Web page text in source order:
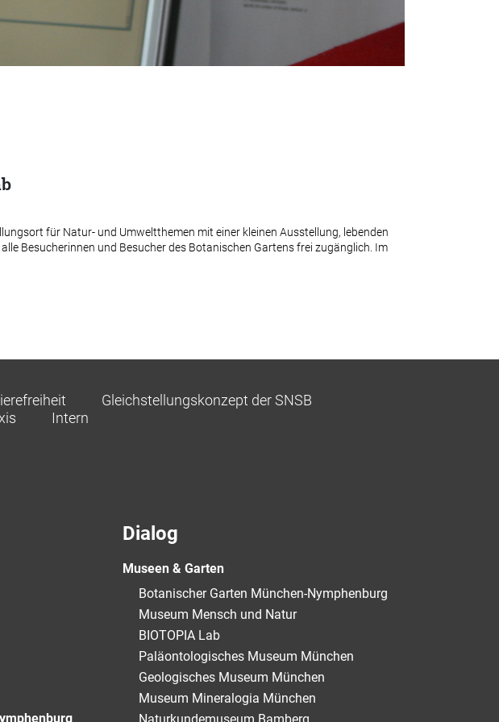
für Natur- und Umweltthemen mit einer kleinen Ausstellung, lebenden
Besucherinnen und Besucher des Botanischen Gartens frei zugänglich. Im
Gleichstellungskonzept der SNSB
Intern
Dialog
Museen & Garten
Botanischer Garten München-Nymphenburg
Museum Mensch und Natur
BIOTOPIA Lab
Paläontologisches Museum München
Geologisches Museum München
Museum Mineralogia München